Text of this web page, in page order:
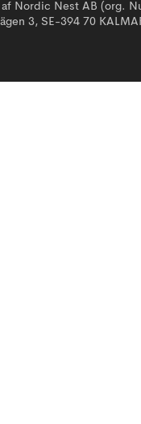
Nordic Nest AB (org.
3, SE-394 70